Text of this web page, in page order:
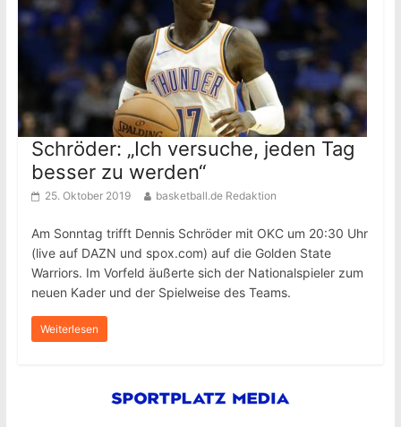
Schröder: „Ich versuche, jeden Tag
besser zu werden“
25. Oktober 2019 basketball.de Redaktion
Am Sonntag trifft Dennis Schröder mit OKC um 20:30 Uhr
(live auf DAZN und spox.com) auf die Golden State
Warriors. Im Vorfeld äußerte sich der Nationalspieler zum
neuen Kader und der Spielweise des Teams.
Weiterlesen